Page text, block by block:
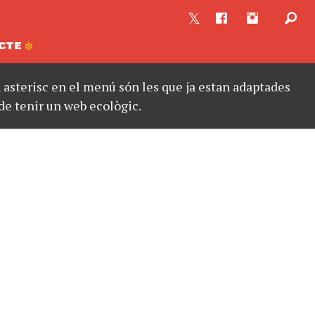
en el menú són les que ja estan adaptades
tenir un web ecològic.